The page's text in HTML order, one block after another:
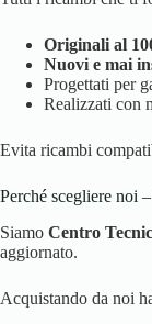
Originali al
Nuovi e mai
Progettati per
Realizzati con
Evita ricambi
Perché scegliere noi
Siamo Centro
aggiornato.
Acquistando da noi